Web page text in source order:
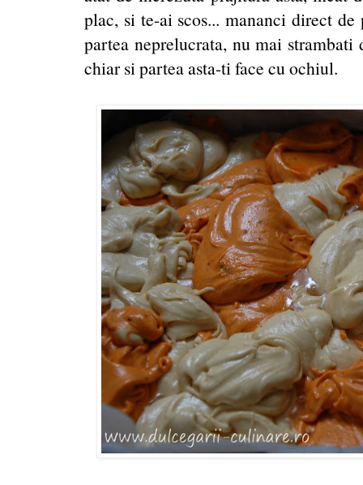
plac, si te-ai scos... mananci direct
partea neprelucrata, nu mai
chiar si partea asta-ti face cu ochiul.